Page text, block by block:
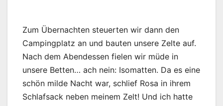
Zum Übernachten steuerten wir dann den
Campingplatz an und bauten unsere Zelte auf.
Nach dem Abendessen fielen wir müde in
unsere Betten… ach nein: Isomatten. Da es eine
schön milde Nacht war, schlief Rosa in ihrem
Schlafsack neben meinem Zelt! Und ich hatte